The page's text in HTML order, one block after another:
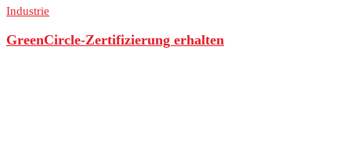
Industrie
GreenCircle-Zertifizierung erhalten